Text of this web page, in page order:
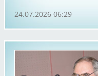
24.07.2026 06:29